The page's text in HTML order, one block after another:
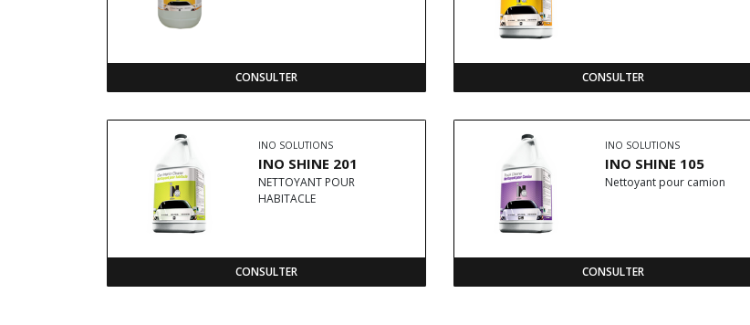
CONSULTER CONSULTER
INO SOLUTIONS
INO SHINE 201
NETTOYANT POUR
HABITACLE
CONSULTER
INO SOLUTIONS
INO SHINE 105
Nettoyant pour camion
CONSULTER